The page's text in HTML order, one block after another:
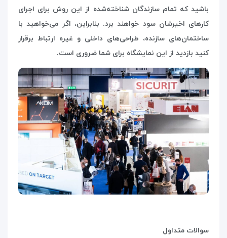
باشید که تمام سازندگان شناخته‌شده از این روش برای اجرای
کارهای اخیرشان سود خواهند برد. بنابراین، اگر می‌خواهید با
ساختمان‌های سازنده، طراحی‌های داخلی و غیره ارتباط برقرار
کنید بازدید از این نمایشگاه برای شما ضروری است.
سوالات متداول